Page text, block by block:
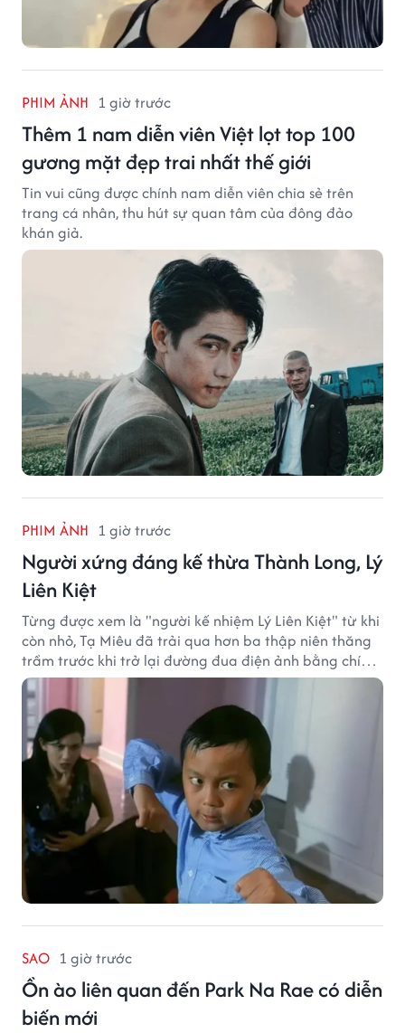
PHIM ẢNH 1 giờ trước
Thêm 1 nam diễn viên Việt lọt top 100
gương mặt đẹp trai nhất thế giới
Tin vui cũng được chính nam diễn viên chia sẻ trên
trang cá nhân, thu hút sự quan tâm của đông đảo
khán giả.
PHIM ẢNH 1 giờ trước
Người xứng đáng kế thừa Thành Long, Lý
Liên Kiệt
Từng được xem là "người kế nhiệm Lý Liên Kiệt" từ khi
còn nhỏ, Tạ Miêu đã trải qua hơn ba thập niên thăng
trầm trước khi trở lại đường đua điện ảnh bằng chính
sở trường võ thuật.
SAO 1 giờ trước
Ồn ào liên quan đến Park Na Rae có diễn
biến mới